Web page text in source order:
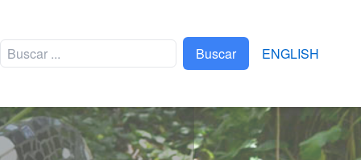
EVENTOS
Buscar ENGLISH